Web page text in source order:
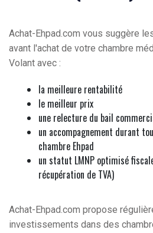
Achat-Ehpad.com vous suggère
avant l'achat de votre chambre
Volant avec :
la meilleure rentabilité
le meilleur prix
une relecture du bail
un accompagnement durant
chambre Ehpad
un statut LMNP optimisé
récupération de TVA)
Achat-Ehpad.com propose
investissements dans des